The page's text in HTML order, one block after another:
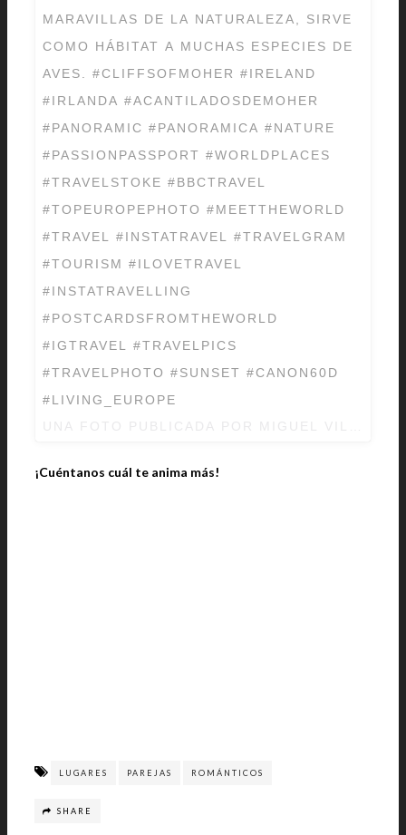
MARAVILLAS DE LA NATURALEZA, SIRVE
COMO HÁBITAT A MUCHAS ESPECIES DE
AVES. #CLIFFSOFMOHER #IRELAND
#IRLANDA #ACANTILADOSDEMOHER
#PANORAMIC #PANORAMICA #NATURE
#PASSIONPASSPORT #WORLDPLACES
#TRAVELSTOKE #BBCTRAVEL
#TOPEUROPEPHOTO #MEETTHEWORLD
#TRAVEL #INSTATRAVEL #TRAVELGRAM
#TOURISM #ILOVETRAVEL
#INSTATRAVELLING
#POSTCARDSFROMTHEWORLD
#IGTRAVEL #TRAVELPICS
#TRAVELPHOTO #SUNSET #CANON60D
#LIVING_EUROPE
¡Cuéntanos cuál te anima más!
LUGARES PAREJAS ROMÁNTICOS
SHARE